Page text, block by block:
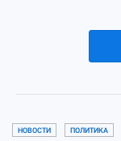
НОВОСТИ ПОЛИТИКА